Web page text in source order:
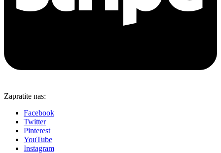
Zapratite nas:
Facebook
Twitter
Pinterest
YouTube
Instagram